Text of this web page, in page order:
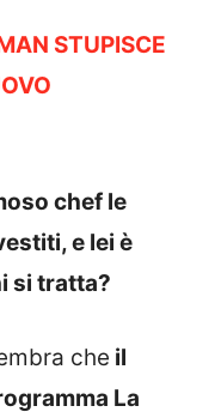
STUPISCE
chef le
e lei è
si tratta?
che il
La